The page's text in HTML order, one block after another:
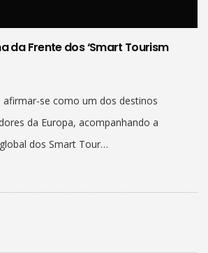
da Frente dos ‘Smart Tourism
se como um dos destinos
da Europa, acompanhando a
dos Smart Tour…